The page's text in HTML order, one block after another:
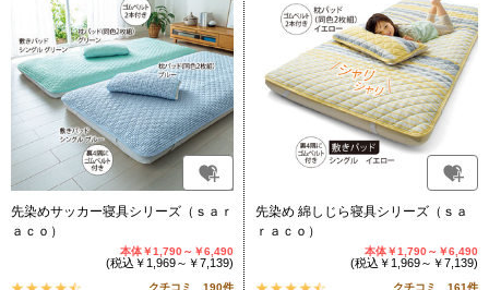
先染めサッカー寝具シリーズ（ｓａｒ
ａｃｏ）
本体￥1,790～￥6,490
(税込￥1,969～￥7,139)
クチコミ 190件
先染め 綿しじら寝具シリーズ（ｓａ
ｒａｃｏ）
本体￥1,790～￥6,490
(税込￥1,969～￥7,139)
クチコミ 161件